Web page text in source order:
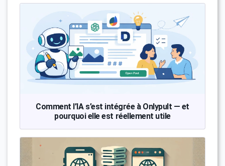
Comment l’IA s’est intégrée à Onlypult — et
pourquoi elle est réellement utile